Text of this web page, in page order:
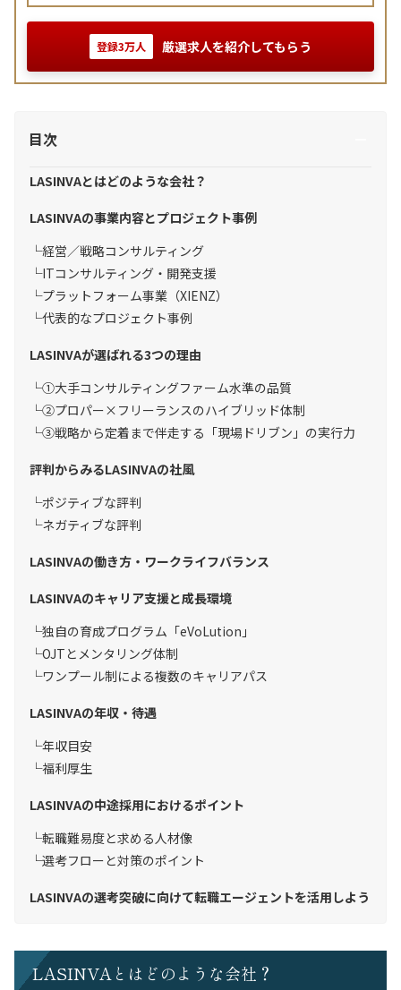
登録3万人 厳選求人を紹介してもらう
目次
LASINVAとはどのような会社？
LASINVAの事業内容とプロジェクト事例
経営／戦略コンサルティング
ITコンサルティング・開発支援
プラットフォーム事業（XIENZ）
代表的なプロジェクト事例
LASINVAが選ばれる3つの理由
①大手コンサルティングファーム水準の品質
②プロパー×フリーランスのハイブリッド体制
③戦略から定着まで伴走する「現場ドリブン」の実行力
評判からみるLASINVAの社風
ポジティブな評判
ネガティブな評判
LASINVAの働き方・ワークライフバランス
LASINVAのキャリア支援と成長環境
独自の育成プログラム「eVoLution」
OJTとメンタリング体制
ワンプール制による複数のキャリアパス
LASINVAの年収・待遇
年収目安
福利厚生
LASINVAの中途採用におけるポイント
転職難易度と求める人材像
選考フローと対策のポイント
LASINVAの選考突破に向けて転職エージェントを活用しよう
LASINVAとはどのような会社？